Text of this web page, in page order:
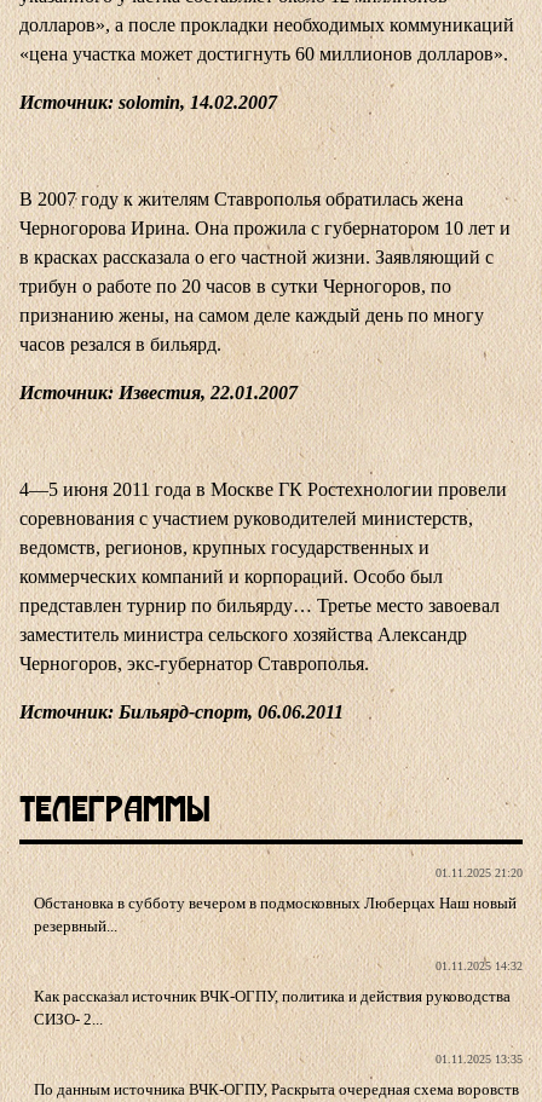
долларов», а после прокладки необходимых коммуникаций
«цена участка может достигнуть 60 миллионов долларов».
Источник: solomin, 14.02.2007
В 2007 году к жителям Ставрополья обратилась жена
Черногорова Ирина. Она прожила с губернатором 10 лет и
в красках рассказала о его частной жизни. Заявляющий с
трибун о работе по 20 часов в сутки Черногоров, по
признанию жены, на самом деле каждый день по многу
часов резался в бильярд.
Источник: Известия, 22.01.2007
4—5 июня 2011 года в Москве ГК Ростехнологии провели
соревнования с участием руководителей министерств,
ведомств, регионов, крупных государственных и
коммерческих компаний и корпораций. Особо был
представлен турнир по бильярду… Третье место завоевал
заместитель министра сельского хозяйства Александр
Черногоров, экс-губернатор Ставрополья.
Источник: Бильярд-спорт, 06.06.2011
Телеграммы
01.11.2025 21:20
Обстановка в субботу вечером в подмосковных Люберцах Наш новый
резервный...
01.11.2025 14:32
Как рассказал источник ВЧК-ОГПУ, политика и действия руководства
СИЗО- 2...
01.11.2025 13:35
По данным источника ВЧК-ОГПУ, Раскрыта очередная схема воровств